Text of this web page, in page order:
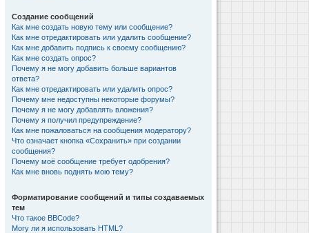
Создание сообщений
Как мне создать новую тему или сообщение?
Как мне отредактировать или удалить сообщение?
Как мне добавить подпись к своему сообщению?
Как мне создать опрос?
Почему я не могу добавить больше вариантов
ответа?
Как мне отредактировать или удалить опрос?
Почему мне недоступны некоторые форумы?
Почему я не могу добавлять вложения?
Почему я получил предупреждение?
Как мне пожаловаться на сообщения модератору?
Что означает кнопка «Сохранить» при создании
сообщения?
Почему моё сообщение требует одобрения?
Как мне вновь поднять мою тему?
Форматирование сообщений и типы создаваемых
тем
Что такое BBCode?
Могу ли я использовать HTML?